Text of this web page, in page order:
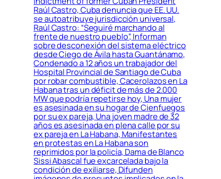
Raúl Castro, Cuba denuncia que EE. UU.
se autoatribuye jurisdicción universal,
Raúl Castro: “Seguiré marchando al
frente de nuestro pueblo”, Informan
sobre desconexión del sistema eléctrico
desde Ciego de Ávila hasta Guantánamo,
Condenado a 12 años un trabajador del
Hospital Provincial de Santiago de Cuba
por robar combustible, Cacerolazos en La
Habana tras un déficit de más de 2.000
MW que podría repetirse hoy, Una mujer
es asesinada en su hogar de Cienfuegos
por su ex pareja, Una joven madre de 32
años es asesinada en plena calle por su
ex pareja en La Habana, Manifestantes
en protestas en La Habana son
reprimidos por la policía, Dama de Blanco
Sissi Abascal fue excarcelada bajo la
condición de exiliarse, Difunden